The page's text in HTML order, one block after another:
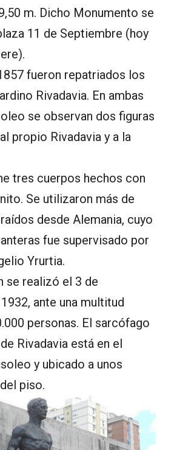
m. Dicho Monumento se
11 de Septiembre (hoy
fueron repatriados los
Rivadavia. En ambas
se observan dos figuras
propio Rivadavia y a la
tres cuerpos hechos con
Se utilizaron más de
desde Alemania, cuyo
fue supervisado por
Yrurtia.
se realizó el 3 de
ante una multitud
personas. El sarcófago
Rivadavia está en el
y ubicado a unos
piso.